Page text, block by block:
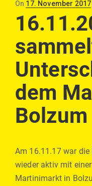
On Posted
on
17. November 2017
dem
Bolzum
Am 16.11.17 war die
wieder aktiv mit
Martinimarkt in